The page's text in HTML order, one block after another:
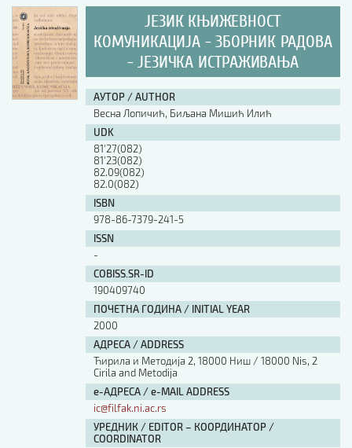
ISBN
ISSN
ЈЕЗИК КЊИЖЕВНОСТ
КОМУНИКАЦИЈА - ЗБОРНИК РАДОВА
- ЈЕЗИЧКА ИСТРАЖИВАЊА
АУТОР / AUTHOR
Весна Лопичић, Биљана Мишић Илић
UDK
81'27(082)
81'23(082)
82.09(082)
82.0(082)
ISBN
978-86-7379-241-5
ISSN
-
COBISS.SR-ID
190409740
ПОЧЕТНА ГОДИНА / INITIAL YEAR
2000
АДРЕСА / ADDRESS
Ћирила и Методија 2, 18000 Ниш / 18000 Nis, 2
Cirila and Metodija
е-АДРЕСА / e-MAIL ADDRESS
ic@filfak.ni.ac.rs
УРЕДНИК / EDITOR – КООРДИНАТОР /
COORDINATOR